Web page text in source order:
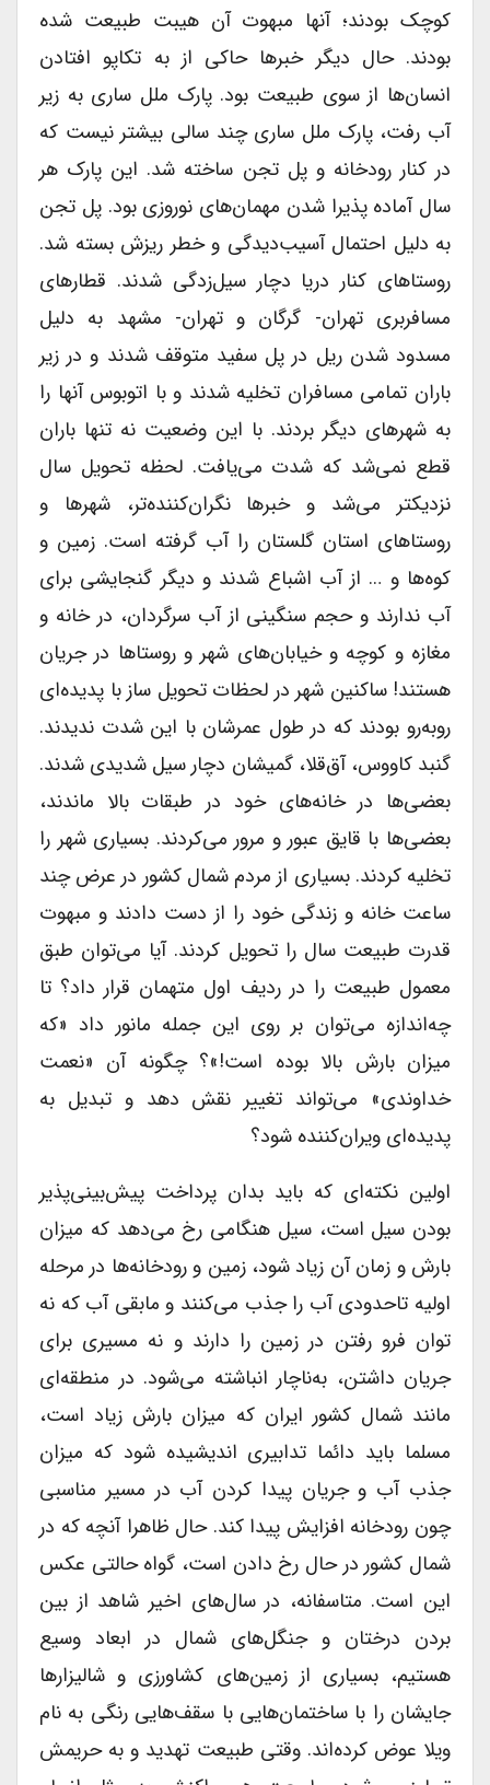
کوچک بودند؛ آنها مبهوت آن هیبت طبیعت شده
بودند. حال دیگر خبرها حاکی از به تکاپو افتادن
انسان‌ها از سوی طبیعت بود. پارک ملل ساری به زیر
آب رفت، پارک ملل ساری چند سالی بیشتر نیست که
در کنار رودخانه و پل تجن ساخته شد. این پارک هر
سال آماده پذیرا شدن مهمان‌های نوروزی بود. پل تجن
به دلیل احتمال آسیب‌دیدگی و خطر ریزش بسته شد.
روستاهای کنار دریا دچار سیل‌زدگی شدند. قطارهای
مسافربری تهران- گرگان و تهران- مشهد به دلیل
مسدود شدن ریل در پل سفید متوقف شدند و در زیر
باران تمامی مسافران تخلیه شدند و با اتوبوس آنها را
به شهرهای دیگر بردند. با این وضعیت نه تنها باران
قطع نمی‌شد که شدت می‌یافت. لحظه تحویل سال
نزدیکتر می‌شد و خبرها نگران‌کننده‌تر، شهرها و
روستاهای استان گلستان را آب گرفته است. زمین و
کوه‌ها و … از آب اشباع شدند و دیگر گنجایشی برای
آب ندارند و حجم سنگینی از آب سرگردان، در خانه و
مغازه و کوچه و خیابان‌های شهر و روستاها در جریان
هستند! ساکنین شهر در لحظات تحویل ساز با پدیده‌ای
روبه‌رو بودند که در طول عمرشان با این شدت ندیدند.
گنبد کاووس، آق‌قلا، گمیشان دچار سیل شدیدی شدند.
بعضی‌ها در خانه‌های خود در طبقات بالا ماندند،
بعضی‌ها با قایق عبور و مرور می‌کردند. بسیاری شهر را
تخلیه کردند. بسیاری از مردم شمال کشور در عرض چند
ساعت خانه و زندگی خود را از دست دادند و مبهوت
قدرت طبیعت سال را تحویل کردند. آیا می‌توان طبق
معمول طبیعت را در ردیف اول متهمان قرار داد؟ تا
چه‌اندازه می‌توان بر روی این جمله مانور داد «که
میزان بارش بالا بوده است!»؟ چگونه آن «نعمت
خداوندی» می‌تواند تغییر نقش دهد و تبدیل به
پدیده‌ای ویران‌کننده شود؟
اولین نکته‌ای که باید بدان پرداخت پیش‌بینی‌پذیر
بودن سیل است، سیل هنگامی رخ می‌دهد که میزان
بارش و زمان آن زیاد ‌شود، زمین و رودخانه‌ها در مرحله
اولیه تاحدودی آب را جذب می‌کنند و مابقی آب که نه
توان فرو رفتن در زمین را دارند و نه مسیری برای
جریان داشتن، به‌ناچار انباشته می‌شود. در منطقه‌ای
مانند شمال کشور ایران که میزان بارش زیاد است،
مسلما باید دائما تدابیری اندیشیده شود که میزان
جذب آب و جریان پیدا کردن آب در مسیر مناسبی
چون رودخانه افزایش پیدا کند. حال ظاهرا آنچه که در
شمال کشور در حال رخ دادن است، گواه حالتی عکس
این است. متاسفانه، در سال‌های اخیر شاهد از بین
بردن درختان و جنگل‌های شمال در ابعاد وسیع
هستیم، بسیاری از زمین‌های کشاورزی و شالیزارها
جایشان را با ساختمان‌هایی با سقف‌هایی رنگی به نام
ویلا عوض کرده‌اند. وقتی طبیعت تهدید و به حریمش